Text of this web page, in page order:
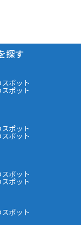
探す
ポット
ポット
ポット
ポット
ポット
ポット
ポット